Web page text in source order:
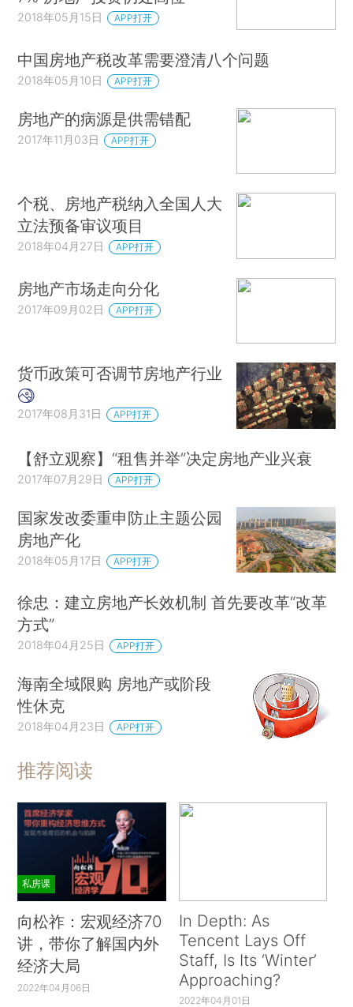
2018年05月15日 APP打开
中国房地产税改革需要澄清八个问题
2018年05月10日 APP打开
房地产的病源是供需错配
2017年11月03日 APP打开
个税、房地产税纳入全国人大
立法预备审议项目
2018年04月27日 APP打开
房地产市场走向分化
2017年09月02日 APP打开
货币政策可否调节房地产行业
2017年08月31日 APP打开
【舒立观察】“租售并举”决定房地产业兴衰
2017年07月29日 APP打开
国家发改委重申防止主题公园
房地产化
2018年05月17日 APP打开
徐忠：建立房地产长效机制 首先要改革“改革
方式”
2018年04月25日 APP打开
海南全域限购 房地产或阶段
性休克
2018年04月23日 APP打开
推荐阅读
私房课
向松祚：宏观经济70
讲，带你了解国内外
经济大局
2022年04月06日
In Depth: As
Tencent Lays Off
Staff, Is Its ‘Winter’
Approaching?
2022年04月01日